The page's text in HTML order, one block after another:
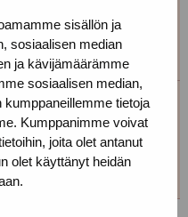
sisällön ja
sosiaalisen median
ja kävijämäärämme
sosiaalisen median,
tietoja
Kumppanimme voivat
joita olet antanut
olet käyttänyt heidän
ajan ja paikan!